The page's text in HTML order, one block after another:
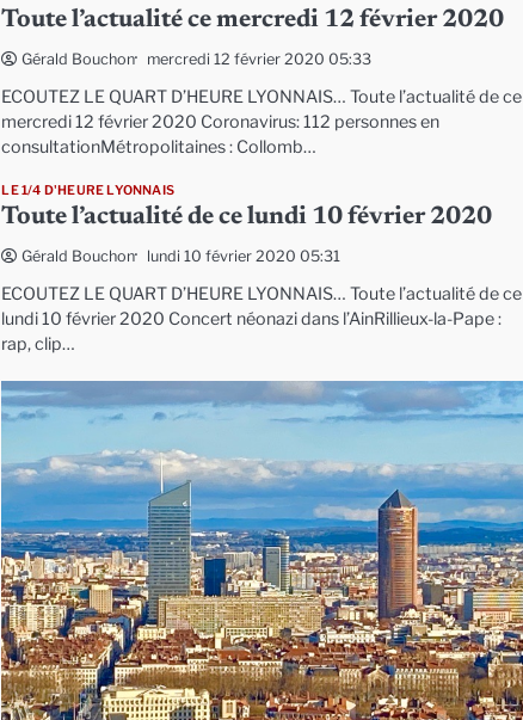
Toute l’actualité ce mercredi 12 février 2020
Gérald Bouchon mercredi 12 février 2020 05:33
ECOUTEZ LE QUART D’HEURE LYONNAIS… Toute l’actualité de ce
mercredi 12 février 2020 Coronavirus: 112 personnes en
consultationMétropolitaines : Collomb…
LE 1/4 D'HEURE LYONNAIS
Toute l’actualité de ce lundi 10 février 2020
Gérald Bouchon lundi 10 février 2020 05:31
ECOUTEZ LE QUART D’HEURE LYONNAIS… Toute l’actualité de ce
lundi 10 février 2020 Concert néonazi dans l’AinRillieux-la-Pape :
rap, clip…